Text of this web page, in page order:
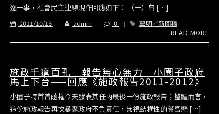
逐一事，社會民主連線現作回應如下︰ （一）曾 […]
2011/10/13 admin 0
聲明／新聞稿
READ MORE
施政千瘡百孔 報告無心無力 小圈子政府
馬上下台——回應《施政報告2011-2012》
小圈子特首曾蔭權今天發表其任內最後一份施政報告；整體而言，
這份施政報告再次暴露政府不負責任，無視結構性的貧富懸 […]